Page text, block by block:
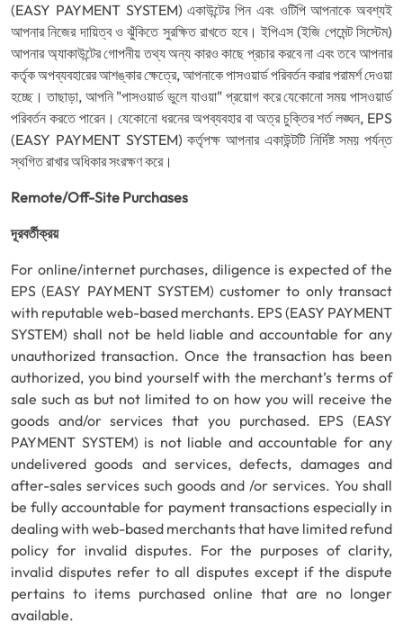
(EASY PAYMENT SYSTEM) একাউন্টের পিন এবং ওটিপি আপনাকে অবশ্যই
আপনার নিজের দায়িত্ব ও ঝুঁকিতে সুরক্ষিত রাখতে হবে। ইপিএস (ইজি পেমেন্ট সিস্টেম)
আপনার অ্যাকাউন্টের গোপনীয় তথ্য অন্য কারও কাছে প্রচার করবে না এবং তবে আপনার
কর্তৃক অপব্যবহারের আশঙ্কার ক্ষেত্রে, আপনাকে পাসওয়ার্ড পরিবর্তন করার পরামর্শ দেওয়া
হচ্ছে। তাছাড়া, আপনি "পাসওয়ার্ড ভুলে যাওয়া" প্রয়োগ করে যেকোনো সময় পাসওয়ার্ড
পরিবর্তন করতে পারেন। যেকোনো ধরনের অপব্যবহার বা অত্র চুক্তির শর্ত লঙ্ঘন, EPS
(EASY PAYMENT SYSTEM) কর্তৃপক্ষ আপনার একাউন্টটি নির্দিষ্ট সময় পর্যন্ত
স্থগিত রাখার অধিকার সংরক্ষণ করে।
Remote/Off-Site Purchases
দূরবর্তীক্রয়
For online/internet purchases, diligence is expected of the
EPS (EASY PAYMENT SYSTEM) customer to only transact
with reputable web-based merchants. EPS (EASY PAYMENT
SYSTEM) shall not be held liable and accountable for any
unauthorized transaction. Once the transaction has been
authorized, you bind yourself with the merchant’s terms of
sale such as but not limited to on how you will receive the
goods and/or services that you purchased. EPS (EASY
PAYMENT SYSTEM) is not liable and accountable for any
undelivered goods and services, defects, damages and
after-sales services such goods and /or services. You shall
be fully accountable for payment transactions especially in
dealing with web-based merchants that have limited refund
policy for invalid disputes. For the purposes of clarity,
invalid disputes refer to all disputes except if the dispute
pertains to items purchased online that are no longer
available.